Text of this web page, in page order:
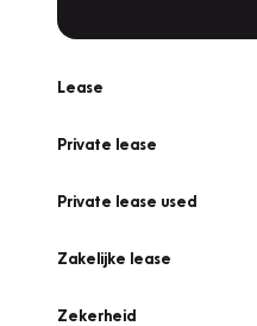
Lease
Private lease
Private lease used
Zakelijke lease
Zekerheid